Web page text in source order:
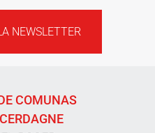
NEWSLETTER
COMUNAS